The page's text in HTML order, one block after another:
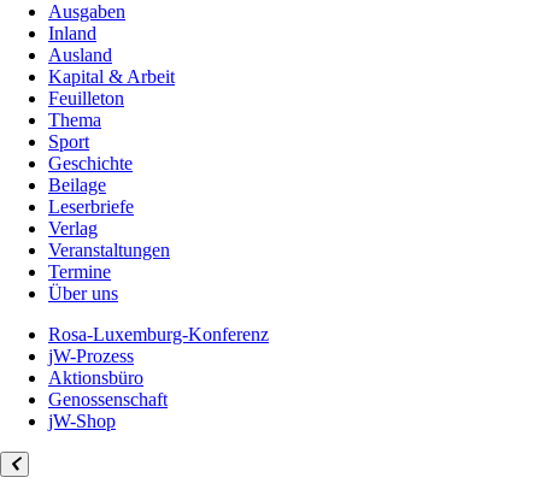
Ausgaben
Inland
Ausland
Kapital & Arbeit
Feuilleton
Thema
Sport
Geschichte
Beilage
Leserbriefe
Verlag
Veranstaltungen
Termine
Über uns
Rosa-Luxemburg-Konferenz
jW-Prozess
Aktionsbüro
Genossenschaft
jW-Shop